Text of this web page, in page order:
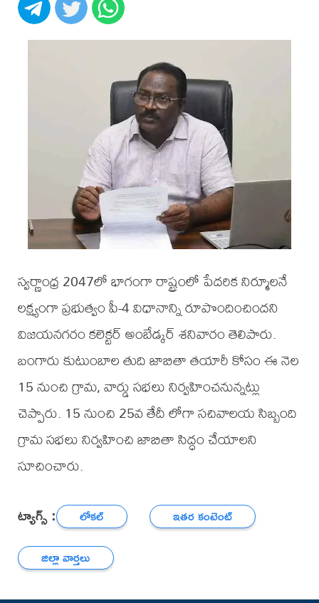
స్వర్ణాంధ్ర 2047లో భాగంగా రాష్ట్రంలో పేదరిక నిర్మూలనే
లక్ష్యంగా ప్రభుత్వం పీ-4 విధానాన్ని రూపొందించిందని
విజయనగరం కలెక్టర్ అంబేడ్కర్ శనివారం తెలిపారు.
బంగారు కుటుంబాల తుది జాబితా తయారీ కోసం ఈ నెల
15 నుంచి గ్రామ, వార్డు సభలు నిర్వహించనున్నట్లు
చెప్పారు. 15 నుంచి 25వ తేదీ లోగా సచివాలయ సిబ్బంది
గ్రామ సభలు నిర్వహించి జాబితా సిద్ధం చేయాలని
సూచించారు.
ట్యాగ్స్ : లోకల్
ఇతర కంటెంట్
జిల్లా వార్తలు